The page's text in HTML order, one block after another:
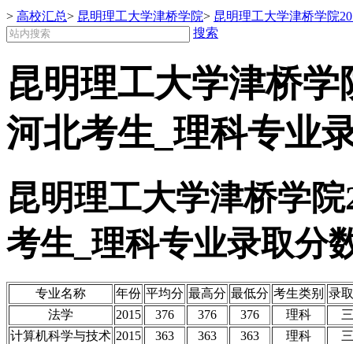
> 高校汇总> 昆明理工大学津桥学院> 昆明理工大学津桥学院
搜索
昆明理工大学津桥
河北考生_理科专业
昆明理工大学津桥学
考生_理科专业录取分
专业名称 年份 平均分 最高分 最低分 考生类别 录
法学
2015 376 376 376 理科
计算机科学与技术 2015 363 363 363 理科